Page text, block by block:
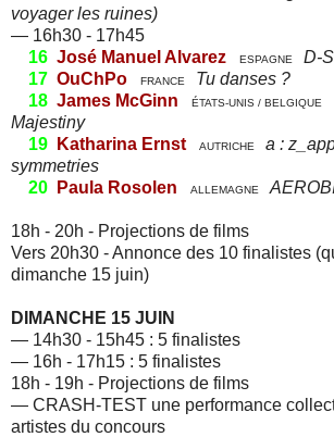
voyager les ruines)
— 16h30 - 17h45
16 José Manuel Alvarez ESPAGNE
D-
17 OuChPo FRANCE
Tu danses ?
18 James McGinn ÉTATS-UNIS / BELGIQUE
Majestiny
19
Katharina Ernst AUTRICHE
a :
symmetries
20
Paula Rosolen ALLEMAGNE
18h - 20h - Projections de films
Vers 20h30 - Annonce des 10 finalistes
dimanche 15 juin)
DIMANCHE 15 JUIN
— 14h30 - 15h45 : 5 finalistes
— 16h - 17h15 : 5 finalistes
18h - 19h - Projections de films
— CRASH-TEST une performance
artistes du concours